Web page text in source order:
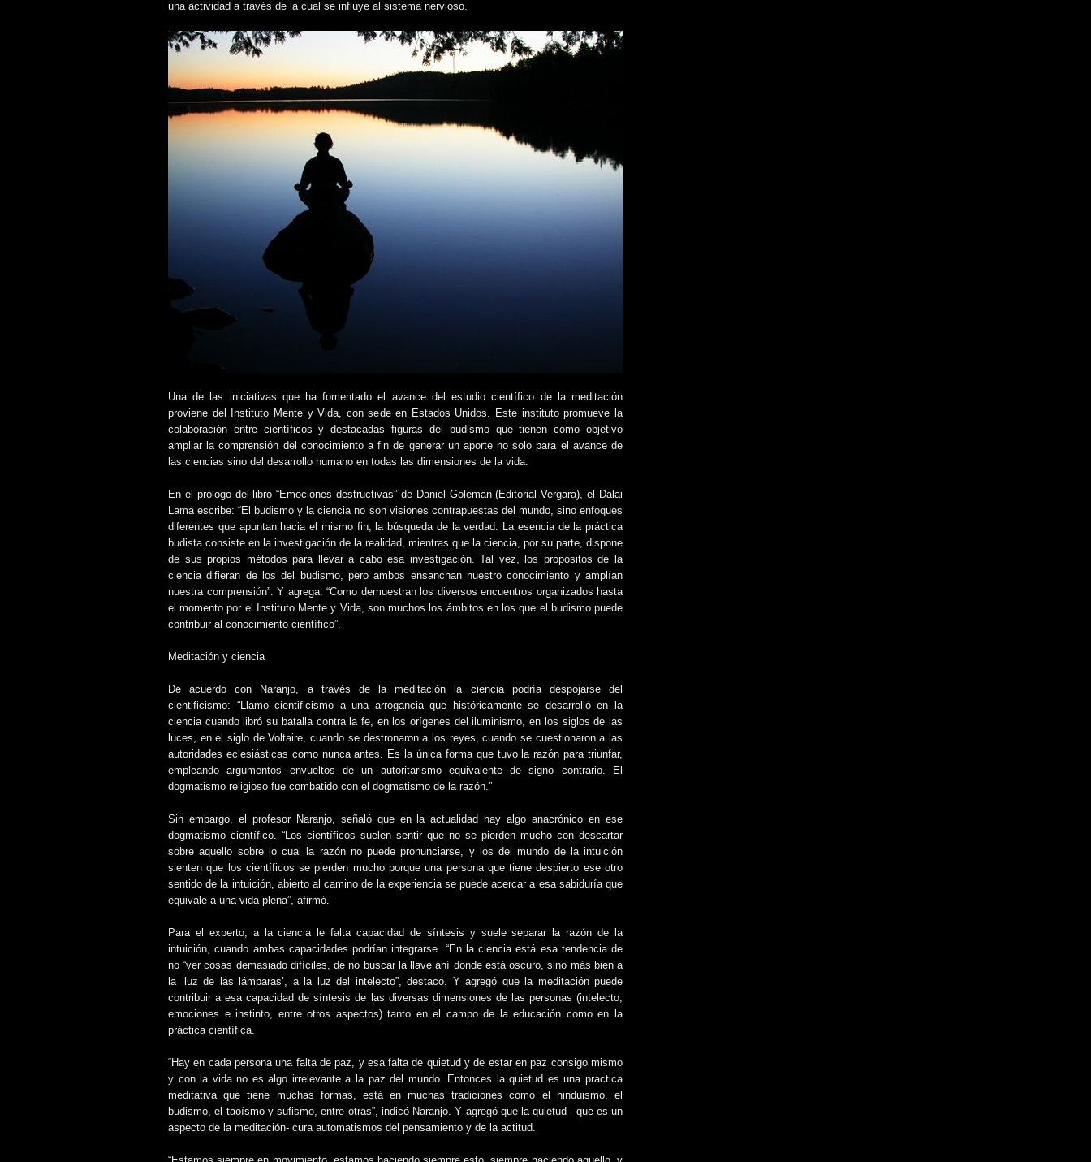
una actividad a través de la cual se influye al sistema nervioso.
Una de las iniciativas que ha fomentado el avance del estudio científico de la meditación
proviene del Instituto Mente y Vida, con sede en Estados Unidos. Este instituto promueve la
colaboración entre científicos y destacadas figuras del budismo que tienen como objetivo
ampliar la comprensión del conocimiento a fin de generar un aporte no solo para el avance de
las ciencias sino del desarrollo humano en todas las dimensiones de la vida.
En el prólogo del libro “Emociones destructivas” de Daniel Goleman (Editorial Vergara), el Dalai
Lama escribe: “El budismo y la ciencia no son visiones contrapuestas del mundo, sino enfoques
diferentes que apuntan hacia el mismo fin, la búsqueda de la verdad. La esencia de la práctica
budista consiste en la investigación de la realidad, mientras que la ciencia, por su parte, dispone
de sus propios métodos para llevar a cabo esa investigación. Tal vez, los propósitos de la
ciencia difieran de los del budismo, pero ambos ensanchan nuestro conocimiento y amplían
nuestra comprensión”. Y agrega: “Como demuestran los diversos encuentros organizados hasta
el momento por el Instituto Mente y Vida, son muchos los ámbitos en los que el budismo puede
contribuir al conocimiento científico”.
Meditación y ciencia
De acuerdo con Naranjo, a través de la meditación la ciencia podría despojarse del
cientificismo: “Llamo cientificismo a una arrogancia que históricamente se desarrolló en la
ciencia cuando libró su batalla contra la fe, en los orígenes del iluminismo, en los siglos de las
luces, en el siglo de Voltaire, cuando se destronaron a los reyes, cuando se cuestionaron a las
autoridades eclesiásticas como nunca antes. Es la única forma que tuvo la razón para triunfar,
empleando argumentos envueltos de un autoritarismo equivalente de signo contrario. El
dogmatismo religioso fue combatido con el dogmatismo de la razón.”
Sin embargo, el profesor Naranjo, señaló que en la actualidad hay algo anacrónico en ese
dogmatismo científico. “Los científicos suelen sentir que no se pierden mucho con descartar
sobre aquello sobre lo cual la razón no puede pronunciarse, y los del mundo de la intuición
sienten que los científicos se pierden mucho porque una persona que tiene despierto ese otro
sentido de la intuición, abierto al camino de la experiencia se puede acercar a esa sabiduría que
equivale a una vida plena”, afirmó.
Para el experto, a la ciencia le falta capacidad de síntesis y suele separar la razón de la
intuición, cuando ambas capacidades podrían integrarse. “En la ciencia está esa tendencia de
no “ver cosas demasiado difíciles, de no buscar la llave ahí donde está oscuro, sino más bien a
la ‘luz de las lámparas’, a la luz del intelecto”, destacó. Y agregó que la meditación puede
contribuir a esa capacidad de síntesis de las diversas dimensiones de las personas (intelecto,
emociones e instinto, entre otros aspectos) tanto en el campo de la educación como en la
práctica científica.
“Hay en cada persona una falta de paz, y esa falta de quietud y de estar en paz consigo mismo
y con la vida no es algo irrelevante a la paz del mundo. Entonces la quietud es una practica
meditativa que tiene muchas formas, está en muchas tradiciones como el hinduismo, el
budismo, el taoísmo y sufismo, entre otras”, indicó Naranjo. Y agregó que la quietud –que es un
aspecto de la meditación- cura automatismos del pensamiento y de la actitud.